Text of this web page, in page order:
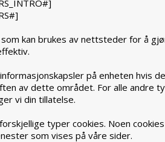
kan brukes av nettsteder for å
på enheten hvis
av dette området. For alle andre
vi din tillatelse.
typer cookies. Noen
som vises på våre sider.